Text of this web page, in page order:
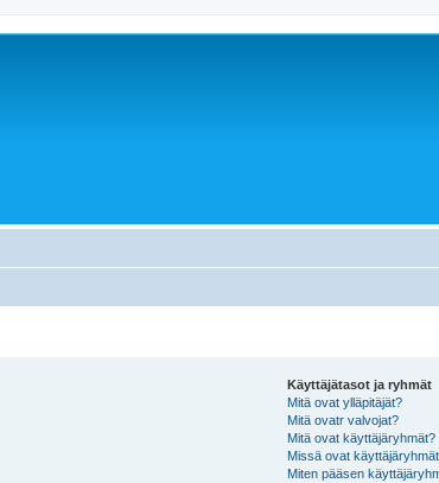
Käyttäjätasot ja ryhmät
Mitä ovat ylläpitäjät?
Mitä ovatr valvojat?
Mitä ovat käyttäjäryhmät?
Missä ovat
Miten pääsen